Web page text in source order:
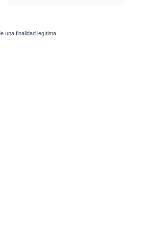
una finalidad legítima.